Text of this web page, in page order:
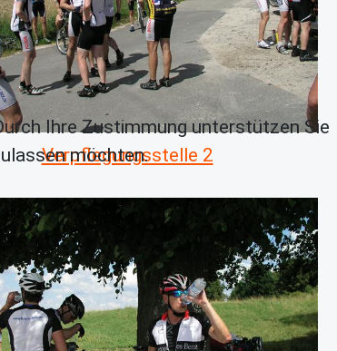
Verpflegungsstelle 2
Ihre Zustimmung unterstützen Sie
möchten.